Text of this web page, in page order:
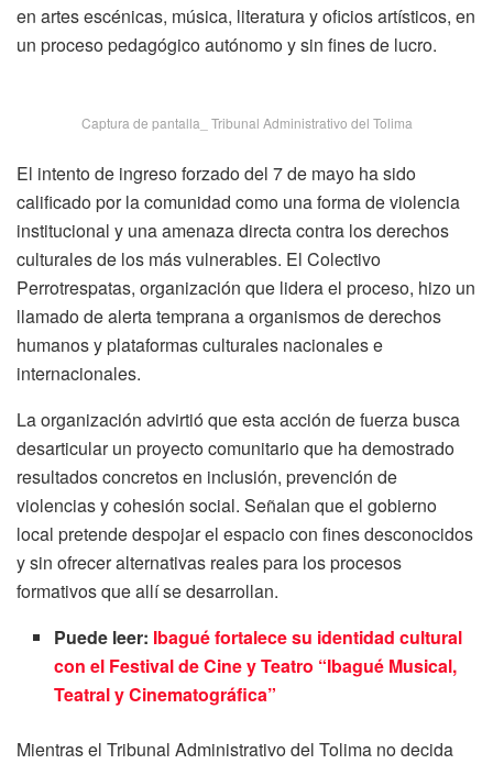
en artes escénicas, música, literatura y oficios artísticos, en
un proceso pedagógico autónomo y sin fines de lucro.
Captura de pantalla_ Tribunal Administrativo del Tolima
El intento de ingreso forzado del 7 de mayo ha sido
calificado por la comunidad como una forma de violencia
institucional y una amenaza directa contra los derechos
culturales de los más vulnerables. El Colectivo
Perrotrespatas, organización que lidera el proceso, hizo un
llamado de alerta temprana a organismos de derechos
humanos y plataformas culturales nacionales e
internacionales.
La organización advirtió que esta acción de fuerza busca
desarticular un proyecto comunitario que ha demostrado
resultados concretos en inclusión, prevención de
violencias y cohesión social. Señalan que el gobierno
local pretende despojar el espacio con fines desconocidos
y sin ofrecer alternativas reales para los procesos
formativos que allí se desarrollan.
Puede leer: Ibagué fortalece su identidad cultural
con el Festival de Cine y Teatro “Ibagué Musical,
Teatral y Cinematográfica”
Mientras el Tribunal Administrativo del Tolima no decida